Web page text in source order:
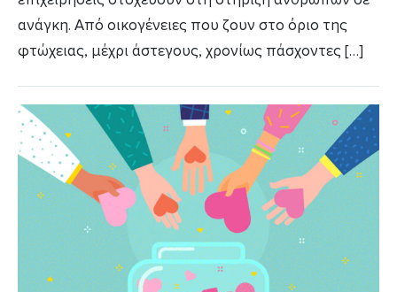
ανάγκη. Από οικογένειες που ζουν στο όριο της
φτώχειας, μέχρι άστεγους, χρονίως πάσχοντες […]